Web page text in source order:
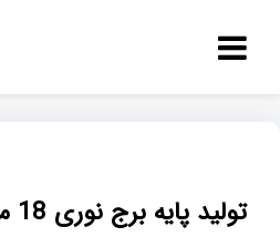
تولید پایه برج نوری 18 متری در مشهد